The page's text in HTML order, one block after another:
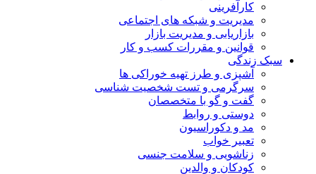
کارآفرینی
مدیریت و شبکه های اجتماعی
بازاریابی و مدیریت بازار
قوانین و مقررات کسب و کار
سبک زندگی
آشپزی و طرز تهیه خوراکی ها
سرگرمی و تست شخصیت شناسی
گفت و گو با متخصصان
دوستی و روابط
مد و دکوراسیون
تعبیر خواب
زناشویی و سلامت جنسی
کودکان و والدین